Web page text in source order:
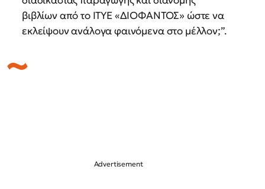
βιβλίων από το ΙΤΥΕ «ΔΙΟΦΑΝΤΟΣ» ώστε να
εκλείψουν ανάλογα φαινόμενα στο μέλλον;”.